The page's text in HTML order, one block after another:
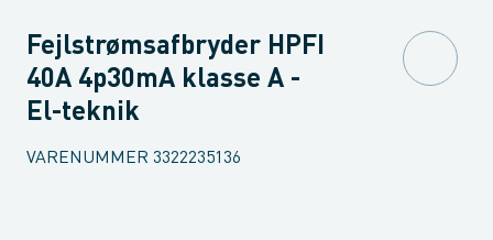
Fejlstrømsafbryder HPFI
40A 4p30mA klasse A -
El-teknik
VARENUMMER 3322235136